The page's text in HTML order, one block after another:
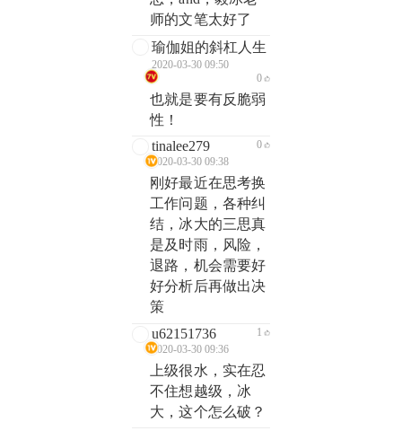
师的文笔太好了
瑜伽姐的斜杠人生
2020-03-30 09:50
0
也就是要有反脆弱
性！
tinalee279
2020-03-30 09:38
0
刚好最近在思考换
工作问题，各种纠
结，冰大的三思真
是及时雨，风险，
退路，机会需要好
好分析后再做出决
策
u62151736
2020-03-30 09:36
1
上级很水，实在忍
不住想越级，冰
大，这个怎么破？